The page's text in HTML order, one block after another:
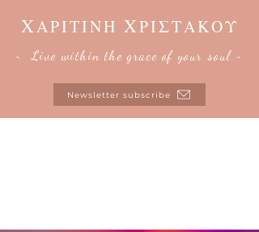
ΧΑΡΙΤΙΝΗ ΧΡΙΣΤΑΚΟΥ
~ Live within the grace of your soul ~
Newsletter subscribe